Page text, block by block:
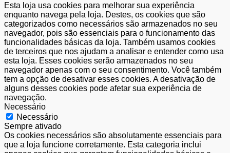
Esta loja usa cookies para melhorar sua experiência
enquanto navega pela loja. Destes, os cookies que são
categorizados como necessários são armazenados no seu
navegador, pois são essenciais para o funcionamento das
funcionalidades básicas da loja. Também usamos cookies
de terceiros que nos ajudam a analisar e entender como usa
esta loja. Esses cookies serão armazenados no seu
navegador apenas com o seu consentimento. Você também
tem a opção de desativar esses cookies. A desativação de
alguns desses cookies pode afetar sua experiência de
navegação.
Necessário
Necessário
Sempre ativado
Os cookies necessários são absolutamente essenciais para
que a loja funcione corretamente. Esta categoria inclui